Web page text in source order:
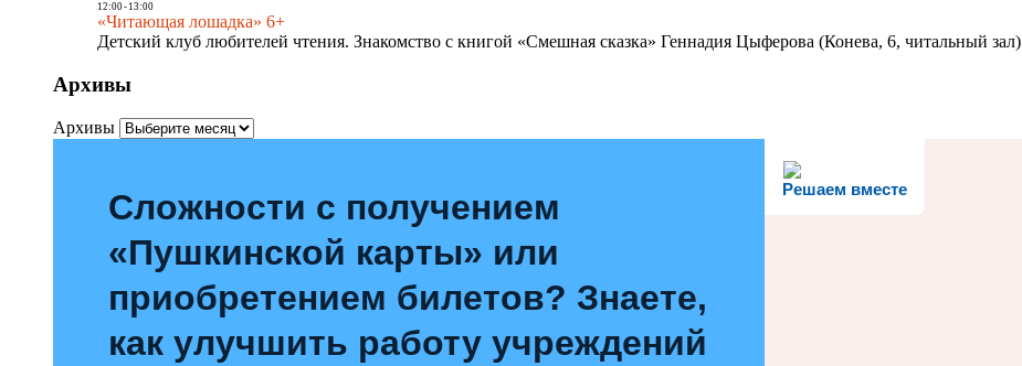
12:00- 13:00
«Читающая лошадка» 6+
Детский клуб любителей чтения. Знакомство с книгой «Смешная сказка» Геннадия Цыферова (Конева, 6, читальный зал)
Архивы
Архивы
Решаем вместе
Сложности с получением
«Пушкинской карты» или
приобретением билетов? Знаете,
как улучшить работу учреждений